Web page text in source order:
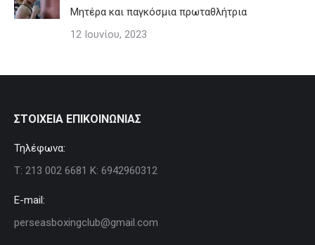
Μητέρα και παγκόσμια πρωταθλήτρια
12 Ιουνίου, 2023
ΣΤΟΙΧΕΙΑ ΕΠΙΚΟΙΝΩΝΙΑΣ
Τηλέφωνα:
Τ: 213 002 6681 Κ: 6942960312
E-mail:
perseasboxingclub@gmail.com